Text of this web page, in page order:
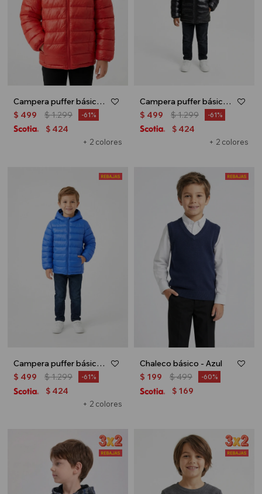
Campera puffer básica con capucha - UNISEX - Rojo
+ 2 colores
$ 499 $1.299 61
$ 424
Campera puffer básica con capucha - UNISEX - Negro
+ 2 colores
$ 499 $1.299 61
$ 424
Campera puffer básica con capucha - UNISEX - Azul
+ 2 colores
$ 499 $1.299 61
$ 424
Chaleco básico - Azul
$ 199 $499 60
$ 169